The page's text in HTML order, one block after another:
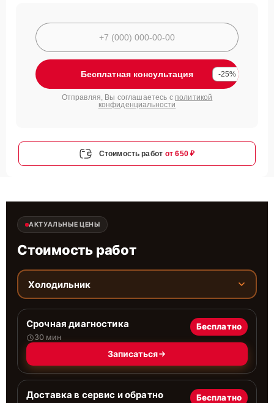
Бесплатная консультация -25%
Отправляя, Вы соглашаетесь с политикой
конфиденциальности
Стоимость работ от 650 ₽
АКТУАЛЬНЫЕ ЦЕНЫ
Стоимость работ
Холодильник
Срочная диагностика
30 мин
Бесплатно
Записаться
Доставка в сервис и обратно Бесплатно